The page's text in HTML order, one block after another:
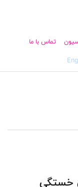
تماس با ما
خستگی